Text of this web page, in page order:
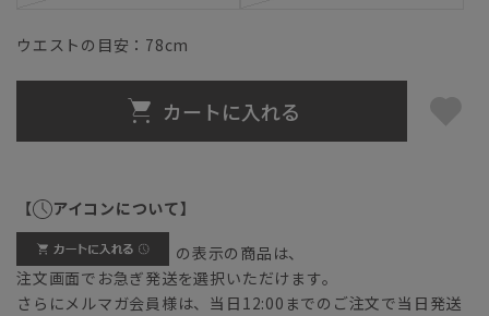
ウエストの目安： 78cm
カートに入れる
【 アイコンについて】
の表示の商品は、
注文画面でお急ぎ発送を選択いただけます。
さらにメルマガ会員様は、当日12:00までのご注文で当日発送